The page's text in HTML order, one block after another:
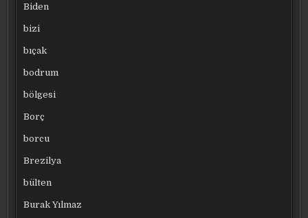
Biden
bizi
bıçak
bodrum
bölgesi
Borç
borcu
Brezilya
bülten
Burak Yılmaz